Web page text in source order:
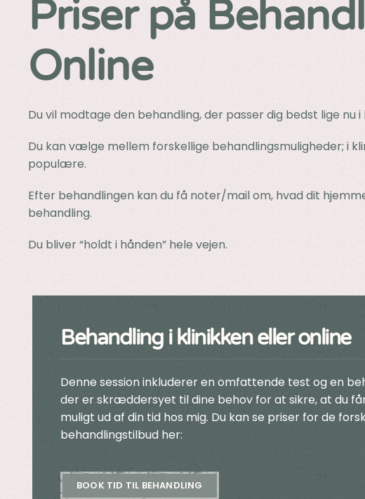
Priser på
Online
Du vil modtage den behandling, der passer dig bedst lige nu i
Du kan vælge mellem forskellige behandlingsmuligheder; i
populære.
Efter behandlingen kan du få noter/mail om, hvad dit
behandling.
Du bliver “holdt i hånden” hele vejen.
Behandling i klinikken eller online
Denne session inkluderer en omfattende test og en
der er skræddersyet til dine behov for at sikre, at du
muligt ud af din tid hos mig. Du kan se priser for de
behandlingstilbud her:
BOOK TID TIL BEHANDLING